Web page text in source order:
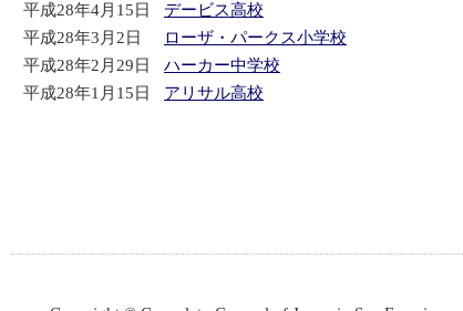
平成28年4月15日
デービス高校
平成28年3月2日
ローザ・パークス小学校
平成28年2月29日
ハーカー中学校
平成28年1月15日
アリサル高校